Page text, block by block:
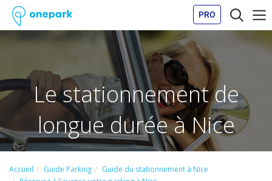
PRO
Le stationnement de
longue durée à Nice
Accueil Guide Parking
Guide du stationnement à Nice